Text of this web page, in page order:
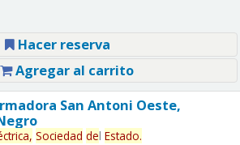
Hacer reserva
Agregar al carrito
San Antoni Oeste,
Sociedad del Estado.